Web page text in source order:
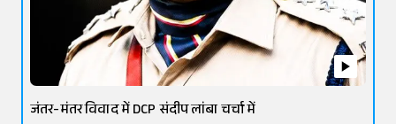
जंतर-मंतर विवाद में DCP संदीप लांबा चर्चा में